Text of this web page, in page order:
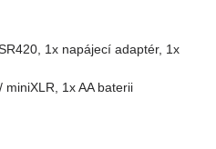
1x napájecí adaptér, 1x
miniXLR, 1x AA baterii